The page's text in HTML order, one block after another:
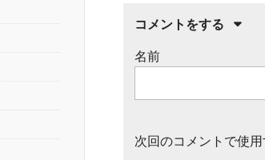
コメントをする
名前
次回のコメントで使